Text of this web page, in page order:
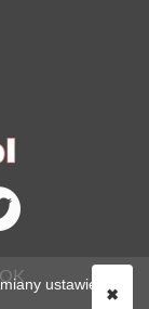
ustawień
✖